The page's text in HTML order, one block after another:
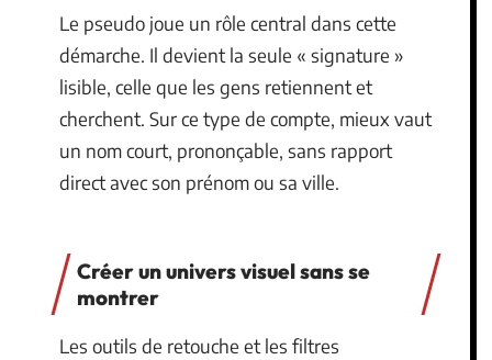
Le pseudo joue un rôle central dans cette
démarche. Il devient la seule « signature »
lisible, celle que les gens retiennent et
cherchent. Sur ce type de compte, mieux vaut
un nom court, prononçable, sans rapport
direct avec son prénom ou sa ville.
Créer un univers visuel sans se
montrer
Les outils de retouche et les filtres